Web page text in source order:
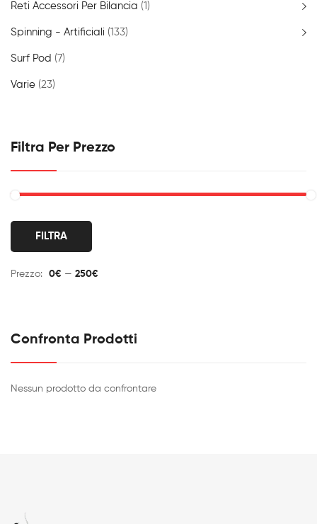
Reti Accessori Per Bilancia (1)
Spinning - Artificiali (133)
Surf Pod (7)
Varie (23)
Filtra Per Prezzo
FILTRA
Prezzo: 0€ — 250€
Confronta Prodotti
Nessun prodotto da confrontare